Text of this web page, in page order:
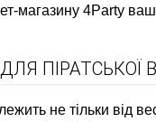
магазину 4Party
ПІРАТСЬКОЇ
не тільки від